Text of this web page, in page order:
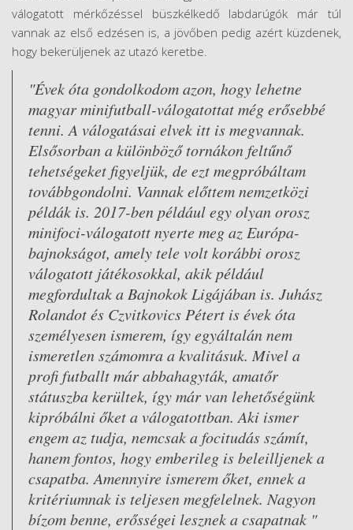
válogatott mérkőzéssel büszkélkedő labdarúgók már túl
vannak az első edzésen is, a jövőben pedig azért küzdenek,
hogy bekerüljenek az utazó keretbe.
"Évek óta gondolkodom azon, hogy lehetne
magyar minifutball-válogatottat még erősebbé
tenni. A válogatásai elvek itt is megvannak.
Elsősorban a különböző tornákon feltűnő
tehetségeket figyeljük, de ezt megpróbáltam
továbbgondolni. Vannak előttem nemzetközi
példák is. 2017-ben például egy olyan orosz
minifoci-válogatott nyerte meg az Európa-
bajnokságot, amely tele volt korábbi orosz
válogatott játékosokkal, akik például
megfordultak a Bajnokok Ligájában is. Juhász
Rolandot és Czvitkovics Pétert is évek óta
személyesen ismerem, így egyáltalán nem
ismeretlen számomra a kvalitásuk. Mivel a
profi futballt már abbahagyták, amatőr
státuszba kerültek, így már van lehetőségünk
kipróbálni őket a válogatottban. Aki ismer
engem az tudja, nemcsak a focitudás számít,
hanem fontos, hogy emberileg is beleilljenek a
csapatba. Amennyire ismerem őket, ennek a
kritériumnak is teljesen megfelelnek. Nagyon
bízom benne, erősségei lesznek a csapatnak "